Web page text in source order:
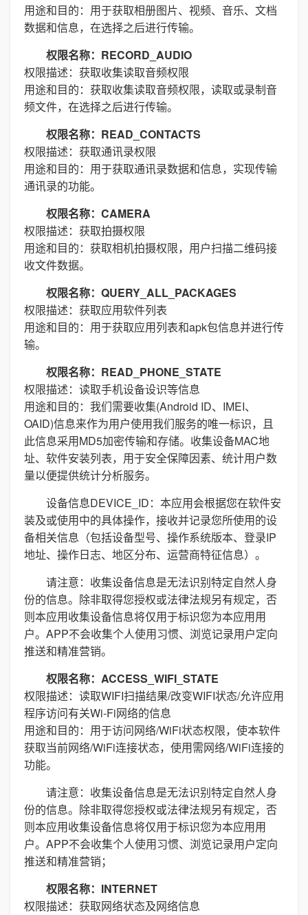
用途和目的：用于获取相册图片、视频、音乐、文档
数据和信息，在选择之后进行传输。
权限名称：RECORD_AUDIO
权限描述：获取收集读取音频权限
用途和目的：获取收集读取音频权限，读取或录制音
频文件，在选择之后进行传输。
权限名称：READ_CONTACTS
权限描述：获取通讯录权限
用途和目的：用于获取通讯录数据和信息，实现传输
通讯录的功能。
权限名称：CAMERA
权限描述：获取拍摄权限
用途和目的：获取相机拍摄权限，用户扫描二维码接
收文件数据。
权限名称：QUERY_ALL_PACKAGES
权限描述：获取应用软件列表
用途和目的：用于获取应用列表和apk包信息并进行传
输。
权限名称：READ_PHONE_STATE
权限描述：读取手机设备设识等信息
用途和目的：我们需要收集(Android ID、IMEI、
OAID)信息来作为用户使用我们服务的唯一标识，且
此信息采用MD5加密传输和存储。收集设备MAC地
址、软件安装列表，用于安全保障因素、统计用户数
量以便提供统计分析服务。
设备信息DEVICE_ID：本应用会根据您在软件安
装及或使用中的具体操作，接收并记录您所使用的设
备相关信息（包括设备型号、操作系统版本、登录IP
地址、操作日志、地区分布、运营商特征信息）。
请注意：收集设备信息是无法识别特定自然人身
份的信息。除非取得您授权或法律法规另有规定，否
则本应用收集设备信息将仅用于标识您为本应用用
户。APP不会收集个人使用习惯、浏览记录用户定向
推送和精准营销。
权限名称：ACCESS_WIFI_STATE
权限描述：读取WIFI扫描结果/改变WIFI状态/允许应用
程序访问有关Wi-Fi网络的信息
用途和目的：用于访问网络/WiFi状态权限，使本软件
获取当前网络/WiFi连接状态，使用需网络/WiFi连接的
功能。
请注意：收集设备信息是无法识别特定自然人身
份的信息。除非取得您授权或法律法规另有规定，否
则本应用收集设备信息将仅用于标识您为本应用用
户。APP不会收集个人使用习惯、浏览记录用户定向
推送和精准营销；
权限名称：INTERNET
权限描述：获取网络状态及网络信息